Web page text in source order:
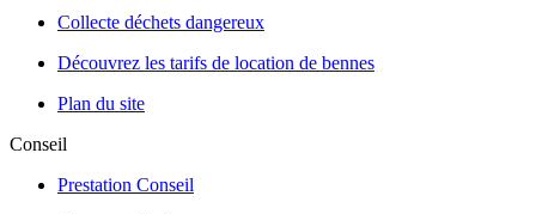
Collecte déchets dangereux
Découvrez les tarifs de location de bennes
Plan du site
Conseil
Prestation Conseil